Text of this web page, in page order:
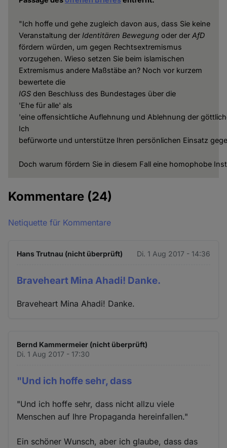
"Ich hoffe und gehe zugleich davon aus, dass Sie keine
Veranstaltung der Identitären Bewegungoder der AfD
fördern würden, um gegen Rechtsextremismus
vorzugehen. Wieso setzen Sie beim islamischen
Extremismus andere Maßstäbe an? Noch vor kurzem
bewertete die
IGSden Beschluss des Bundestages über die
'Ehe für alle' als
'eine offensichtliche Auflehnung und Ablehnung der
Ich
befürworte und unterstütze Ihren persönlichen Einsatz
Doch warum fördern Sie in diesem Fall eine homophobe
Kommentare (24)
Netiquette für Kommentare
Hans Trutnau (nicht überprüft) Di. 1 Aug 2017 - 14:36
Braveheart Mina Ahadi! Danke.
Braveheart Mina Ahadi! Danke.
Bernd Kammermeier (nicht überprüft)
Di. 1 Aug 2017 - 17:30
"Und ich hoffe sehr, dass
"Und ich hoffe sehr, dass nicht allzu viele
Menschen auf Ihre Propaganda hereinfallen."
Ein schöner Wunsch, aber ich glaube, dass das